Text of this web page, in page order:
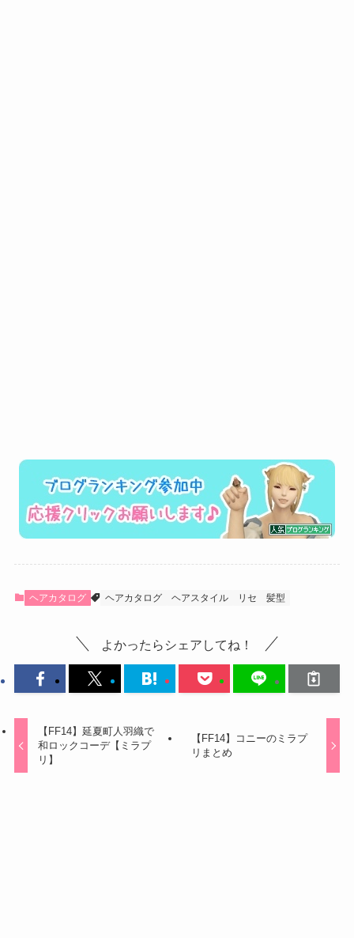
ヘアカタログ ヘアカタログ ヘアスタイル リセ 髪型
よかったらシェアしてね！
【FF14】延夏町人羽織で
和ロックコーデ【ミラプ
リ】
【FF14】コニーのミラプ
リまとめ